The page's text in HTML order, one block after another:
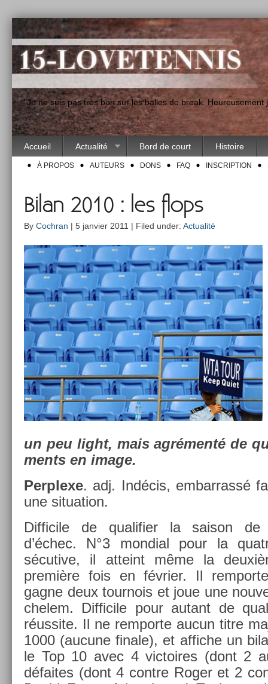
"Je ne suis pas très bon sur les balles de break.
Accueil Actualité Bord de court Histoire
À PROPOS AUTEURS DONS FAQ INSCRIPTION
Bilan 2010 : les flops
By Cochran | 5 janvier 2011 | Filed under: Actualité
un peu light, mais agrémenté de
ments en image.
Per­plexe. adj. Indécis, em­bar­rassé
une situa­tion.
Dif­ficile de qualifi­er la saison de
d’échec. N°3 mon­di­al pour la
sécutive, il at­teint même la
première fois en février. Il
gagne deux tour­nois et joue une
chelem. Dif­ficile pour autant de
réus­site. Il ne re­mpor­te aucun titre
1000 (aucune fin­ale), et af­fiche un
le Top 10 avec 4 vic­toires (dont 2
défaites (dont 4 con­tre Roger et 2